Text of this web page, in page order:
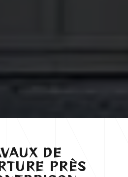
DE
PRÈS